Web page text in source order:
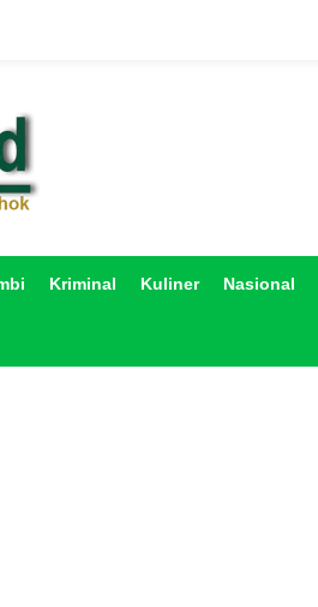
Kriminal Kuliner Nasional